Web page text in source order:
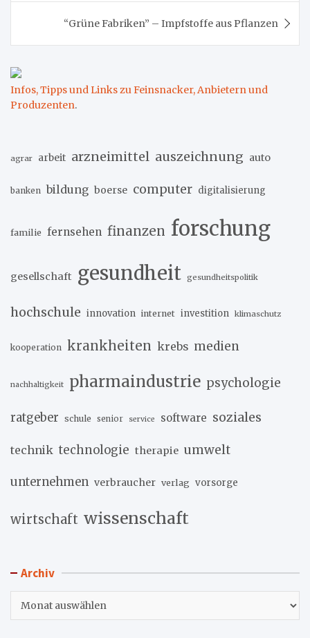
“Grüne Fabriken” – Impfstoffe aus Pflanzen
Infos, Tipps und Links zu Feinsnacker, Anbietern und
Produzenten.
agrar arbeit arzneimittel auszeichnung auto
banken bildung boerse computer digitalisierung
familie fernsehen finanzen forschung
gesellschaft gesundheit gesundheitspolitik
hochschule innovation internet investition klimaschutz
kooperation krankheiten krebs medien
nachhaltigkeit pharmaindustrie psychologie
ratgeber schule senior service software soziales
technik technologie therapie umwelt
unternehmen verbraucher verlag vorsorge
wirtschaft wissenschaft
Archiv